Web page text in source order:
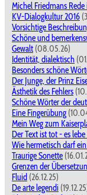
Michel Friedmans
KV-Dialogkultur 2016
Vorsichtige
Schöne und
Gewalt (08.05.26)
Identität, dialektisch
Besonders schöne
Der Junge, der Prinz
Ästhetik des Fehlers
Schöne Wörter der
Eine Fingerübung
Mein Weg zum
Der Text ist tot - es
Wie hermetisch darf
Traurige Sonette
Grenzen der
Fluid (26.12.25)
De arte legendi